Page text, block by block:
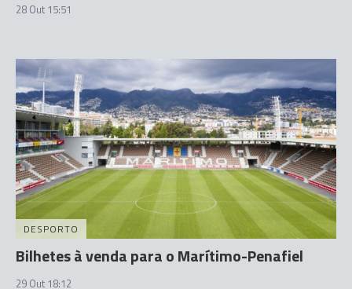
28 Out 15:51
DESPORTO
Bilhetes à venda para o Marítimo-Penafiel
29 Out 18:12